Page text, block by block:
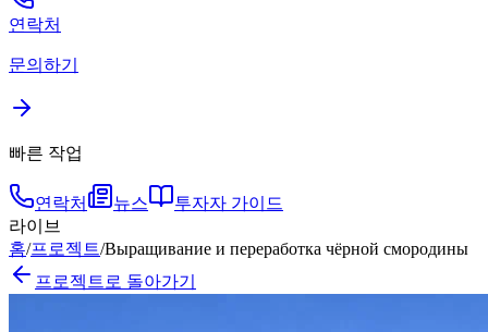
연락처
문의하기
빠른 작업
연락처 뉴스
투자자 가이드
라이브
홈/프로젝트/Выращивание и переработка чёрной смородины
프로젝트로 돌아가기